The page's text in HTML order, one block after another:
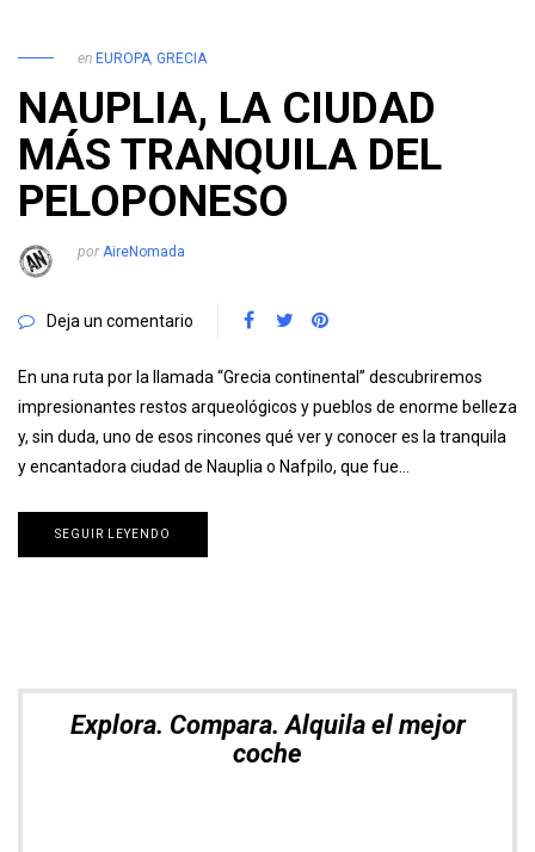
en EUROPA GRECIA
NAUPLIA, LA CIUDAD
MÁS TRANQUILA DEL
PELOPONESO
por AireNomada
Deja un comentario
En una ruta por la llamada “Grecia continental” descubriremos
impresionantes restos arqueológicos y pueblos de enorme belleza
y, sin duda, uno de esos rincones qué ver y conocer es la tranquila
y encantadora ciudad de Nauplia o Nafpilo, que fue…
SEGUIR LEYENDO
Explora. Compara. Alquila el mejor
coche